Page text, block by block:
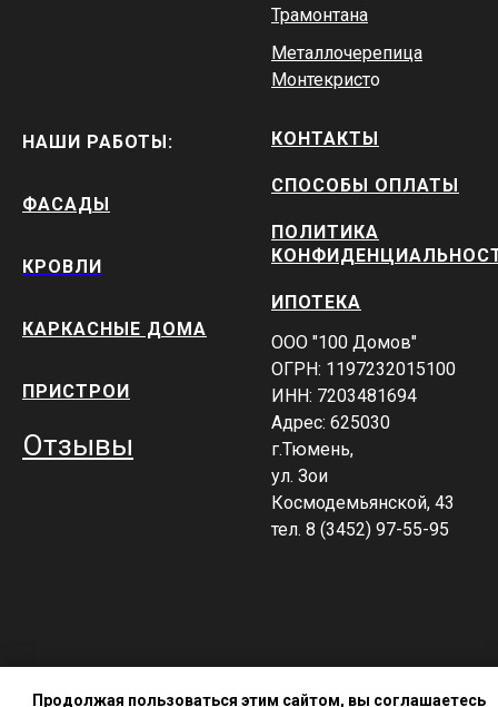
Продолжая пользоваться этим сайтом, вы соглашаетесь
Трамонтана
Металлочерепица
Монтекристо
НАШИ РАБОТЫ:
ФАСАДЫ
КРОВЛИ
КАРКАСНЫЕ ДОМА
ПРИСТРОИ
Отзывы
КОНТАКТЫ
СПОСОБЫ ОПЛАТЫ
ПОЛИТИКА
ИПОТЕКА
ООО "100 Домов"
ОГРН: 1197232015100
ИНН: 7203481694
Адрес: 625030
г.Тюмень,
ул. Зои
Космодемьянской, 43
тел. 8 (3452) 97-55-95